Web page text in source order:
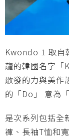
Kwondo 1 取自
龍的韓國名字「
散發的力與美作
的「Do」 意為
是次系列包括全
褲、長袖T恤和